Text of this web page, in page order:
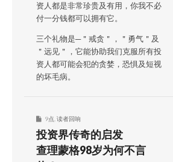
资人都是非常珍贵及有用，你我不必
付一分钱都可以拥有它。
三个礼物是─＂戒贪＂，＂勇气＂及
＂远见＂，它能协助我们克服所有投
资人都可能会犯的贪婪，恐惧及短视
的坏毛病。
9点 读者回响
投资界传奇的启发
查理蒙格98岁为何不言